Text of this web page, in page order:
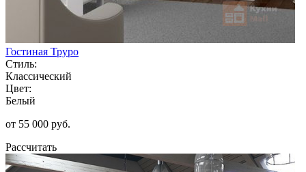
Гостиная Труро
Стиль:
Классический
Цвет:
Белый
от 55 000 руб.
Рассчитать